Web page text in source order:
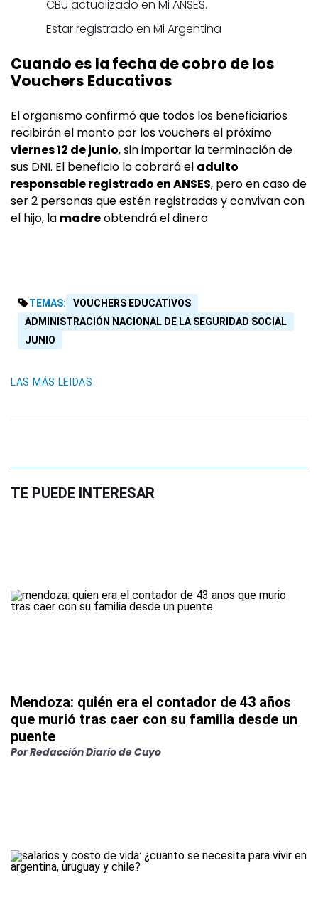
CBU actualizado en Mi ANSES.
Estar registrado en Mi Argentina
Cuando es la fecha de cobro de los
Vouchers Educativos
El organismo confirmó que todos los beneficiarios
recibirán el monto por los vouchers el próximo
viernes 12 de junio, sin importar la terminación de
sus DNI. El beneficio lo cobrará el adulto
responsable registrado en ANSES, pero en caso de
ser 2 personas que estén registradas y convivan con
el hijo, la madreobtendrá el dinero.
TEMAS:
VOUCHERS EDUCATIVOS
ADMINISTRACIÓN NACIONAL DE LA SEGURIDAD SOCIAL
JUNIO
LAS MÁS LEIDAS
TE PUEDE INTERESAR
Mendoza: quién era el contador de 43 años
que murió tras caer con su familia desde un
puente
PorRedacción Diario de Cuyo